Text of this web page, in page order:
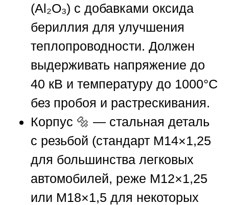
(Al₂O₃) с добавками оксида
бериллия для улучшения
теплопроводности. Должен
выдерживать напряжение до
40 кВ и температуру до 1000°C
без пробоя и растрескивания.
Корпус 🔩 — стальная деталь
с резьбой (стандарт M14×1,25
для большинства легковых
автомобилей, реже M12×1,25
или M18×1,5 для некоторых